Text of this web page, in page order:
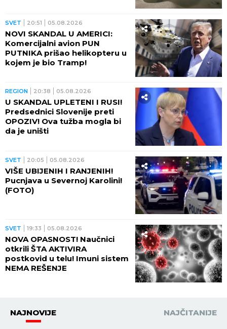
SVET 20:51 05.08.2026
NOVI SKANDAL U AMERICI:
Komercijalni avion PUN
PUTNIKA prišao helikopteru u
kojem je bio Tramp!
REGION 20:38 05.08.2026
U SKANDAL UPLETENI I RUSI!
Predsednici Slovenije preti
OPOZIV! Ova tužba mogla bi
da je uništi
SVET 20:05 05.08.2026
VIŠE UBIJENIH I RANJENIH!
Pucnjava u Severnoj Karolini!
(FOTO)
SVET 19:33 05.08.2026
NOVA OPASNOST! Naučnici
otkrili ŠTA AKTIVIRA
postkovid u telu! Imuni sistem
NEMA REŠENJE
NAJNOVIJE NAJČITANIJE